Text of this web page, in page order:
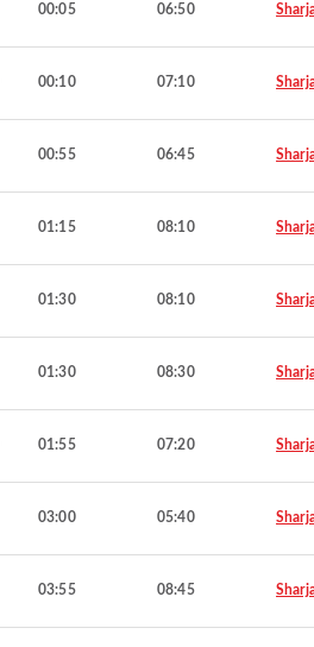
00:05 06:50
00:10 07:10
00:55 06:45
01:15 08:10
01:30 08:10
01:30 08:30
01:55 07:20
03:00 05:40
03:55 08:45